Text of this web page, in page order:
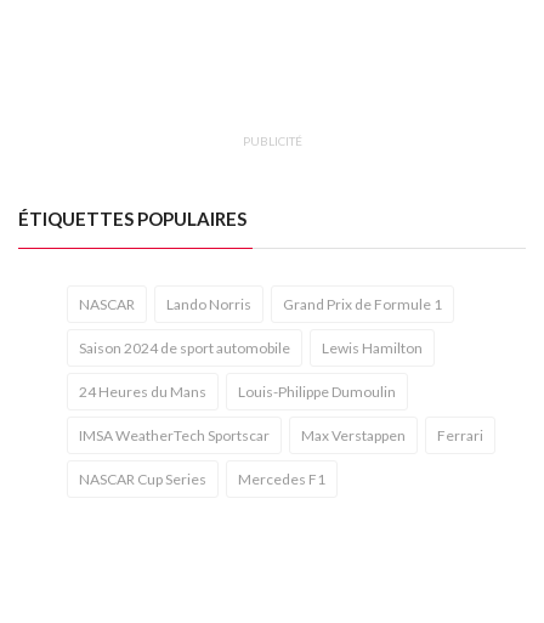
PUBLICITÉ
ÉTIQUETTES POPULAIRES
NASCAR Lando Norris Grand Prix de Formule 1
Saison 2024 de sport automobile Lewis Hamilton
24 Heures du Mans Louis-Philippe Dumoulin
IMSA WeatherTech Sportscar Max Verstappen Ferrari
NASCAR Cup Series Mercedes F1